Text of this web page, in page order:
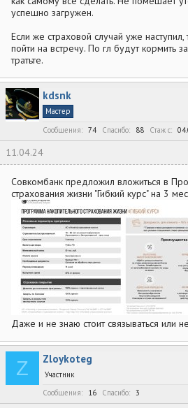
успешно загружен.
Если же страховой случай уже наступил,
пойти на встречу. По гл будут кормить
тратьте.
kdsnk
Мастер
Сообщения
74 Спасибо 88 Стаж c
11.04.24
Совкомбанк предложил вложиться в
страхования жизни "Гибкий курс" на 3
Даже и не знаю стоит связываться или
Z Zloykoteg
Участник
Сообщения
16 Спасибо 3